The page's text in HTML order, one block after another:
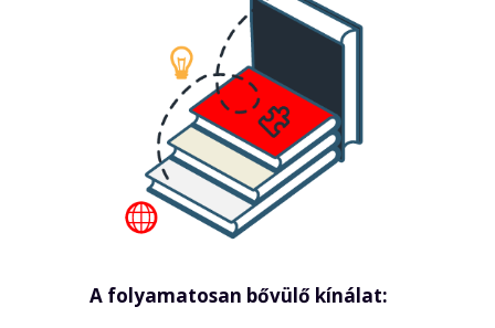
A folyamatosan bővülő kínálat: